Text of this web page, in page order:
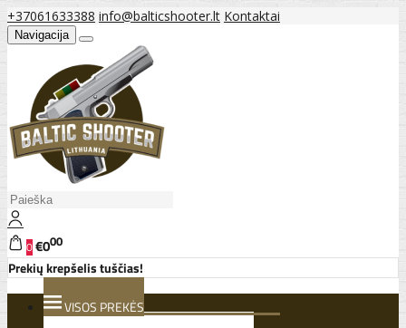
+37061633388 info@balticshooter.lt Kontaktai
Navigacija
0€000
Prekių krepšelis tuščias!
VISOS PREKĖS